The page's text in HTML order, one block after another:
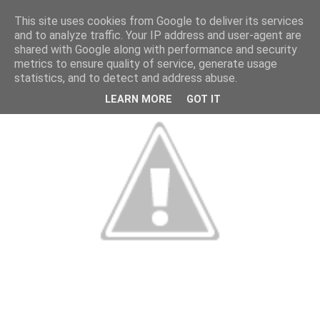
This site uses cookies from Google to deliver its services
and to analyze traffic. Your IP address and user-agent are
shared with Google along with performance and security
metrics to ensure quality of service, generate usage
statistics, and to detect and address abuse.
LEARN MORE GOT IT